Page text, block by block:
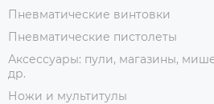
Пневматические винтовки
Пневматические пистолеты
Аксессуары: пули, магазины,
др.
Ножи и мультитулы